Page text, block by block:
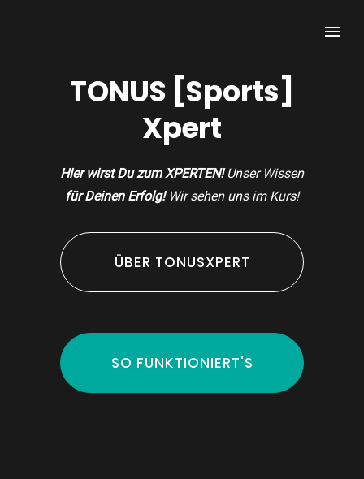
TONUS [Sports]
Xpert
Hier wirst Du zum XPERTEN!Unser Wissen
für Deinen Erfolg!Wir sehen uns im Kurs!
ÜBER TONUSXPERT
SO FUNKTIONIERT'S